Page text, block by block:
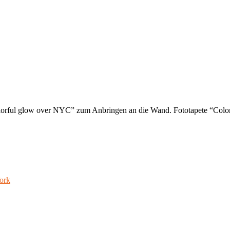
glow over NYC” zum Anbringen an die Wand. Fototapete